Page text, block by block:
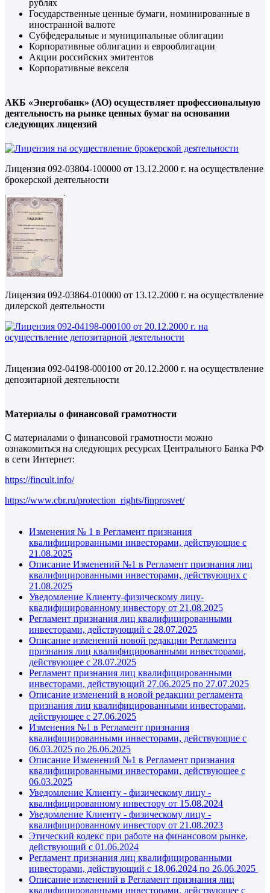
рублях
Государственные ценные бумаги, номинированные в
иностранной валюте
Субфедеральные и муниципальные облигации
Корпоративные облигации и еврооблигации
Акции российских эмитентов
Корпоративные векселя
АКБ «Энергобанк» (АО) осуществляет профессиональную
деятельность на рынке ценных бумаг на основании
следующих лицензий
Лицензия 092-03804-100000 от 13.12.2000 г. на осуществление
брокерской деятельности
Лицензия 092-03864-010000 от 13.12.2000 г. на осуществление
дилерской деятельности
Лицензия 092-04198-000100 от 20.12.2000 г. на осуществление
депозитарной деятельности
Материалы о финансовой грамотности
С материалами о финансовой грамотности можно
ознакомиться на следующих ресурсах Центрального Банка РФ
в сети Интернет:
https://fincult.info/
https://www.cbr.ru/protection_rights/finprosvet/
Изменения № 1 в Регламент признания
квалифицированными инвесторами, действующие с
21.08.2025
Описание Изменений №1 в Регламент признания лиц
квалифицированными инвесторами, действующих с
21.08.2025
Уведомление Клиенту-физическому лицу-
квалифицированному инвестору от 21.08.2025
Регламент признания лиц квалифицированными
инвесторами, действующий с 28.07.2025
Описание изменений новой редакции Регламента
признания лиц квалифицированными инвесторами,
действующее с 28.07.2025
Регламент признания лиц квалифицированными
инвесторами, действующий 27.06.2025 по 27.07.2025
Описание изменений в новой редакции регламента
признания лиц квалифицированными инвесторами,
действующее с 27.06.2025
Изменения №1 в Регламент признания
квалифицированными инвесторами, действующие с
06.03.2025 по 26.06.2025
Описание Изменений №1 в Регламент признания
квалифицированными инвесторами, действующее с
06.03.2025
Уведомление Клиенту - физическому лицу -
квалифицированному инвестору от 15.08.2024
Уведомление Клиенту - физическому лицу -
квалифицированному инвестору от 21.08.2023
Этический кодекс при работе на финансовом рынке,
действующий с 01.06.2024
Регламент признания лиц квалифицированными
инвесторами, действующий с 18.06.2024 по 26.06.2025
Описание изменений в Регламент признания лиц
квалифицированными инвесторами, действующее с